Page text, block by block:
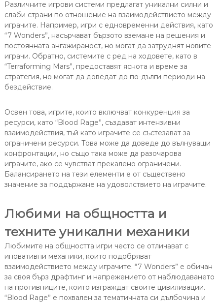
Различните игрови системи предлагат уникални силни и
слаби страни по отношение на взаимодействието между
играчите. Например, игри с едновременни действия, като
“7 Wonders”, насърчават бързото вземане на решения и
постоянната ангажираност, но могат да затруднят новите
играчи. Обратно, системите с ред на ходовете, като в
“Terraforming Mars”, предоставят яснота и време за
стратегия, но могат да доведат до по-дълги периоди на
бездействие.
Освен това, игрите, които включват конкуренция за
ресурси, като “Blood Rage”, създават интензивни
взаимодействия, тъй като играчите се състезават за
ограничени ресурси. Това може да доведе до вълнуващи
конфронтации, но също така може да разочарова
играчите, ако се чувстват прекалено ограничени.
Балансирането на тези елементи е от съществено
значение за поддържане на удоволствието на играчите.
Любими на общността и
техните уникални механики
Любимите на общността игри често се отличават с
иновативни механики, които подобряват
взаимодействието между играчите. “7 Wonders” е обичан
за своя бърз драфтинг и напрежението от наблюдаването
на противниците, които изграждат своите цивилизации.
“Blood Rage” е похвален за тематичната си дълбочина и